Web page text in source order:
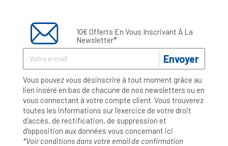
10€ Offerts En Vous Inscrivant À La
Newsletter*
Envoyer
Vous pouvez vous désinscrire à tout moment grâce au
lien inséré en bas de chacune de nos newsletters ou en
vous connectant à votre compte client. Vous trouverez
toutes les informations sur l’exercice de votre droit
d'accès, de rectification, de suppression et
d'opposition aux données vous concernant ici
*Voir conditions dans votre email de confirmation